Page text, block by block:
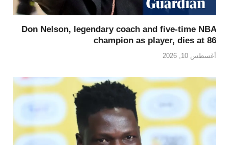
Don Nelson, legendary coach and five-time NBA
champion as player, dies at 86
أغسطس 10, 2026